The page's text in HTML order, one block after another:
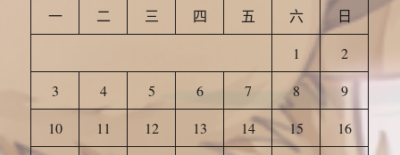
一 二 三 四 五 六
日
1
2
3
4 5 6 7 8
9
10
11 12 13 14 15
16